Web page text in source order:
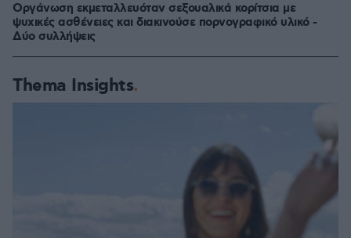
Οργάνωση εκμεταλλευόταν σεξουαλικά κορίτσια με
ψυχικές ασθένειες και διακινούσε πορνογραφικό υλικό -
Δύο συλλήψεις
Thema Insights